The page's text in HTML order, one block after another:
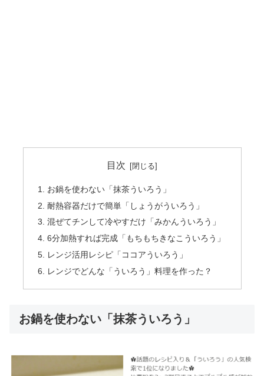
目次
お鍋を使わない「抹茶ういろう」
耐熱容器だけで簡単「しょうがういろう」
混ぜてチンして冷やすだけ「みかんういろう」
6分加熱すれば完成「もちもちきなこういろう」
レンジ活用レシピ「ココアういろう」
レンジでどんな「ういろう」料理を作った？
お鍋を使わない「抹茶ういろう」